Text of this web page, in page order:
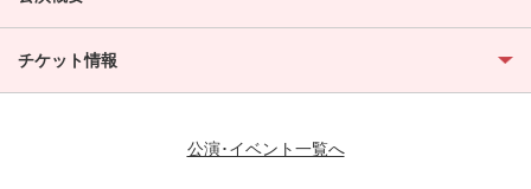
チケット情報
公演･イベント一覧へ